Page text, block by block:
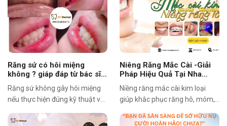
chăm sóc hiệu quả giúp bạn
yên tâm hơn khi điều trị.
giải đáp chi tiết, giúp bạn hiểu
rõ trước khi quyết định chỉnh
nha.
Răng sứ có hôi miệng
không ? giáp đáp từ bác sĩ
NHA KHOA SV, quận 3
Răng sứ không gây hôi miệng
nếu thực hiện đúng kỹ thuật và
nguyên nhân khiến hơi thở có
Niêng Răng Mắc Cài -Giải
Pháp Hiệu Quả Tại Nha
Khoa SV, Quận 3
Niềng răng mắc cài kim loại
giúp khắc phục răng hô, móm,
hợp lý. Tại Nha Khoa SV – 99